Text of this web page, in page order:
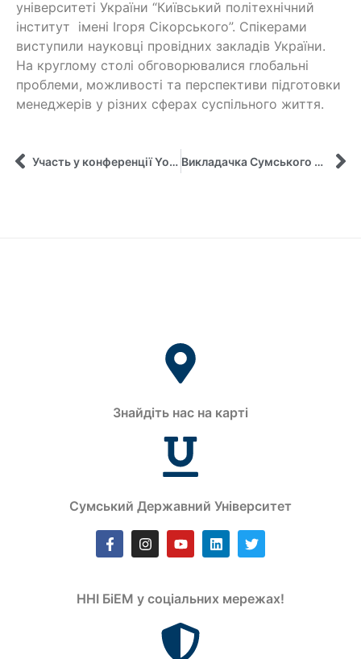
університеті України “Київський політехнічний
інститут імені Ігоря Сікорського”. Спікерами
виступили науковці провідних закладів України.
На круглому столі обговорювалися глобальні
проблеми, можливості та перспективи підготовки
менеджерів у різних сферах суспільного життя.
Участь у конференції Young Scientist Conference 2.0 «Економічне майбутнє України» Викладачка Сумського державного університету прийняла участь у семінарі з лідерства в Університеті Бінгем, Нігерія
Знайдіть нас на карті
Сумський Державний Університет
ННІ БіЕМ у соціальних мережах!